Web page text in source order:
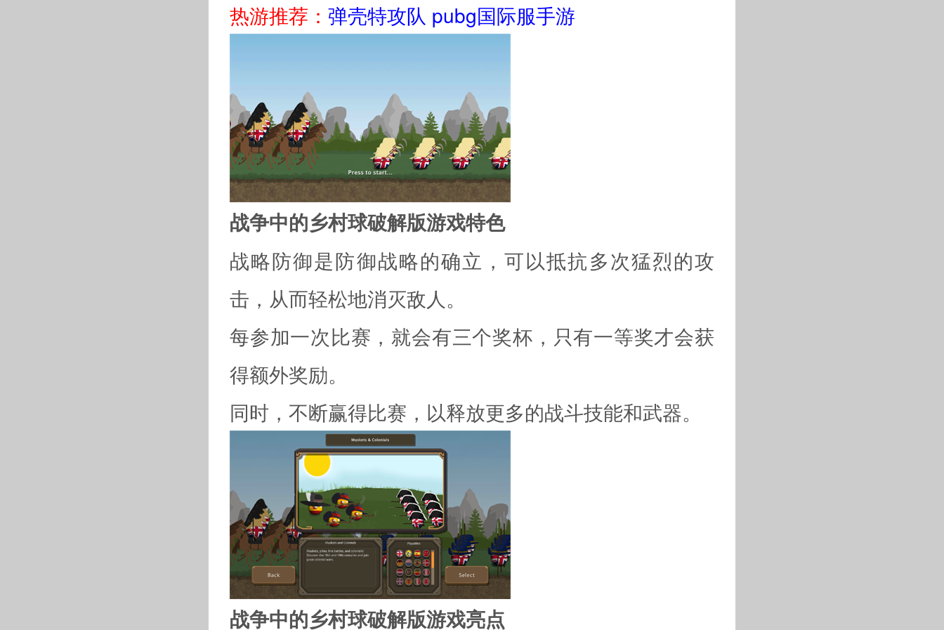
热游推荐： 弹壳特攻队 pubg国际服手游
战争中的乡村球破解版游戏特色
战略防御是防御战略的确立，可以抵抗多次猛烈的攻
击，从而轻松地消灭敌人。
每参加一次比赛，就会有三个奖杯，只有一等奖才会获
得额外奖励。
同时，不断赢得比赛，以释放更多的战斗技能和武器。
战争中的乡村球破解版游戏亮点